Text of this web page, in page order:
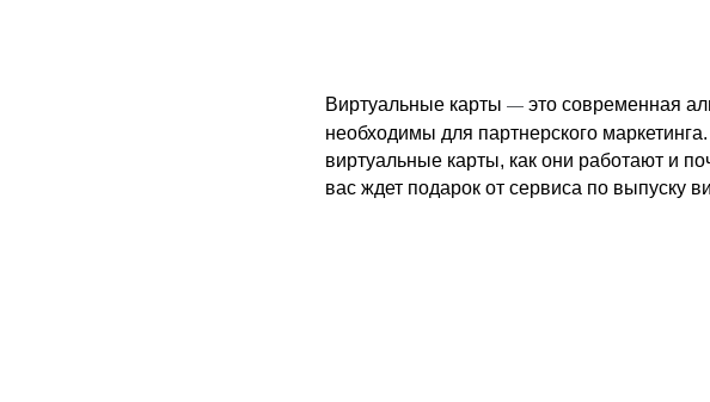
Виртуальные карты — это современная
необходимы для партнерского
виртуальные карты, как они работают и
вас ждет подарок от сервиса по выпуску